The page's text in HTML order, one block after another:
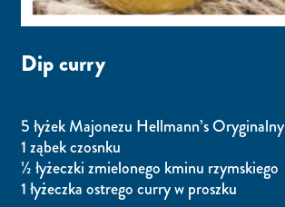
Dip curry
5 łyżek Majonezu Hellmann’s Oryginalny
1 ząbek czosnku
½ łyżeczki zmielonego kminu rzymskiego
1 łyżeczka ostrego curry w proszku